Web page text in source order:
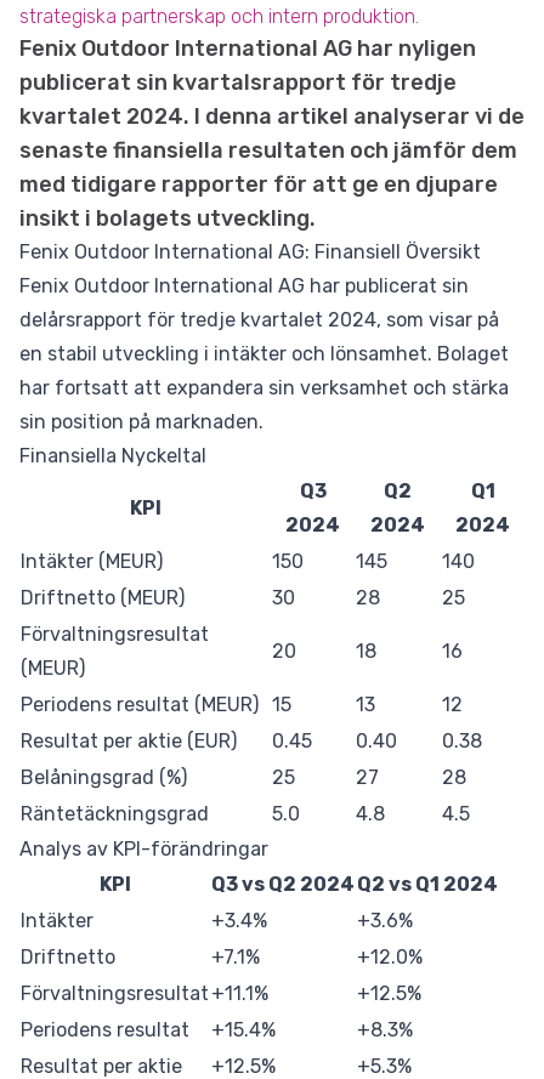
strategiska partnerskap och intern produktion.
Fenix Outdoor International AG har nyligen
publicerat sin kvartalsrapport för tredje
kvartalet 2024. I denna artikel analyserar vi de
senaste finansiella resultaten och jämför dem
med tidigare rapporter för att ge en djupare
insikt i bolagets utveckling.
Fenix Outdoor International AG: Finansiell Översikt
Fenix Outdoor International AG har publicerat sin
delårsrapport för tredje kvartalet 2024, som visar på
en stabil utveckling i intäkter och lönsamhet. Bolaget
har fortsatt att expandera sin verksamhet och stärka
sin position på marknaden.
Finansiella Nyckeltal
KPI
Q3
2024
Q2
2024
Q1
2024
Intäkter (MEUR)
150 145
140
Driftnetto (MEUR)
30 28
25
Förvaltningsresultat
(MEUR)
20 18 16
Periodens resultat (MEUR) 15 13
12
Resultat per aktie (EUR)
0.45 0.40
0.38
Belåningsgrad (%)
25 27
28
Räntetäckningsgrad
5.0 4.8
4.5
Analys av KPI-förändringar
KPI
Q3 vs Q2 2024 Q2 vs Q1 2024
Intäkter
+3.4%
+3.6%
Driftnetto
+7.1%
+12.0%
Förvaltningsresultat +11.1%
+12.5%
Periodens resultat
+15.4%
+8.3%
Resultat per aktie
+12.5%
+5.3%